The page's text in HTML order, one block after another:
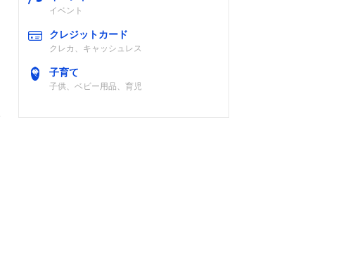
イベント
クレジットカード
クレカ、キャッシュレス
子育て
子供、ベビー用品、育児